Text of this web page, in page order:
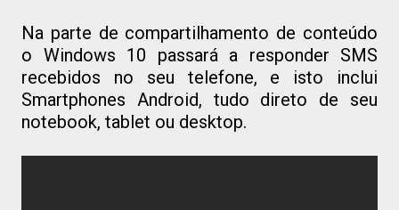
Na parte de compartilhamento de conteúdo
o Windows 10 passará a responder SMS
recebidos no seu telefone, e isto inclui
Smartphones Android, tudo direto de seu
notebook, tablet ou desktop.